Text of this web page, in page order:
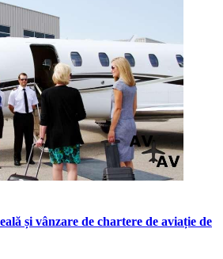
și vânzare de chartere de aviație de